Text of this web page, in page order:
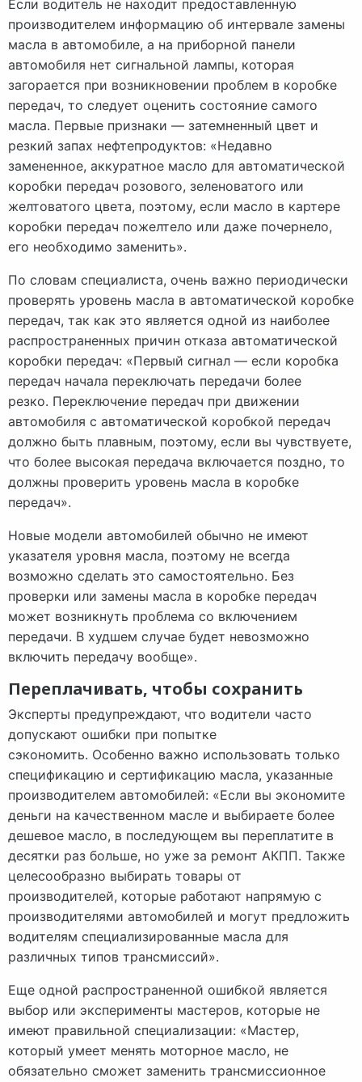
Если водитель не находит предоставленную
производителем информацию об интервале замены
масла в автомобиле, а на приборной панели
автомобиля нет сигнальной лампы, которая
загорается при возникновении проблем в коробке
передач, то следует оценить состояние самого
масла. Первые признаки — затемненный цвет и
резкий запах нефтепродуктов: «Недавно
замененное, аккуратное масло для автоматической
коробки передач розового, зеленоватого или
желтоватого цвета, поэтому, если масло в картере
коробки передач пожелтело или даже почернело,
его необходимо заменить».
По словам специалиста, очень важно периодически
проверять уровень масла в автоматической коробке
передач, так как это является одной из наиболее
распространенных причин отказа автоматической
коробки передач: «Первый сигнал — если коробка
передач начала переключать передачи более
резко. Переключение передач при движении
автомобиля с автоматической коробкой передач
должно быть плавным, поэтому, если вы чувствуете,
что более высокая передача включается поздно, то
должны проверить уровень масла в коробке
передач».
Новые модели автомобилей обычно не имеют
указателя уровня масла, поэтому не всегда
возможно сделать это самостоятельно. Без
проверки или замены масла в коробке передач
может возникнуть проблема со включением
передачи. В худшем случае будет невозможно
включить передачу вообще».
Переплачивать, чтобы сохранить
Эксперты предупреждают, что водители часто
допускают ошибки при попытке
сэкономить. Особенно важно использовать только
спецификацию и сертификацию масла, указанные
производителем автомобилей: «Если вы экономите
деньги на качественном масле и выбираете более
дешевое масло, в последующем вы переплатите в
десятки раз больше, но уже за ремонт АКПП. Также
целесообразно выбирать товары от
производителей, которые работают напрямую с
производителями автомобилей и могут предложить
водителям специализированные масла для
различных типов трансмиссий».
Еще одной распространенной ошибкой является
выбор или эксперименты мастеров, которые не
имеют правильной специализации: «Мастер,
который умеет менять моторное масло, не
обязательно сможет заменить трансмиссионное